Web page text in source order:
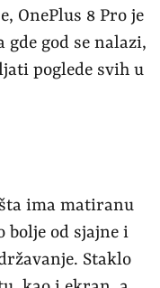
OnePlus 8 Pro je
god se nalazi,
poglede svih u
ima matiranu
bolje od sjajne i
Staklo